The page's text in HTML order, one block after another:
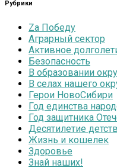
Рубрики
Zа Победу
Аграрный сектор
Активное
Безопасность
В образовании
В селах нашего
Герои НовоСибири
Год единства
Год защитника
Десятилетие
Жизнь и кошелек
Здоровье
Знай наших!